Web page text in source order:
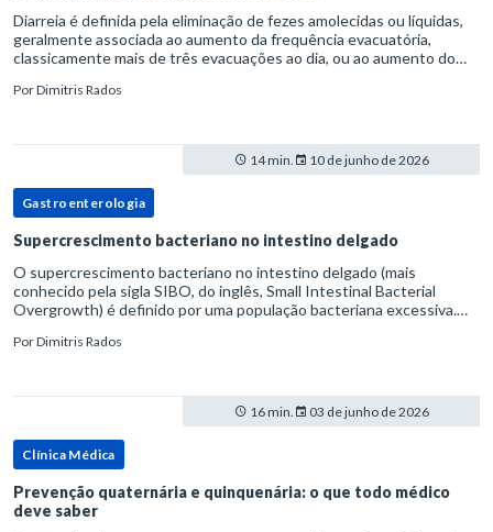
Diarreia é definida pela eliminação de fezes amolecidas ou líquidas,
geralmente associada ao aumento da frequência evacuatória,
classicamente mais de três evacuações ao dia, ou ao aumento do
PorDimitris Rados
14 min. 10 de junho de 2026
Gastroenterologia
Supercrescimento bacteriano no intestino delgado
O supercrescimento bacteriano no intestino delgado (mais
conhecido pela sigla SIBO, do inglês, Small Intestinal Bacterial
Overgrowth) é definido por uma população bacteriana excessiva.
PorDimitris Rados
16 min. 03 de junho de 2026
Clínica Médica
Prevenção quaternária e quinquenária: o que todo médico
deve saber